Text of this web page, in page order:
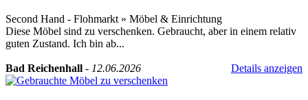
Second Hand - Flohmarkt » Möbel & Einrichtung
Diese Möbel sind zu verschenken. Gebraucht, aber in einem relativ
guten Zustand. Ich bin ab...
Bad Reichenhall - 12.06.2026 Details anzeigen